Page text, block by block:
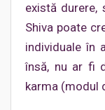
există durere,
Shiva poate
individuale în
însă, nu ar fi
karma (modul